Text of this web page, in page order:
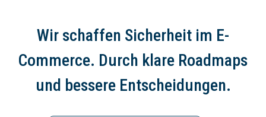
Wir schaffen Sicherheit im E-
Commerce. Durch klare Roadmaps
und bessere Entscheidungen.